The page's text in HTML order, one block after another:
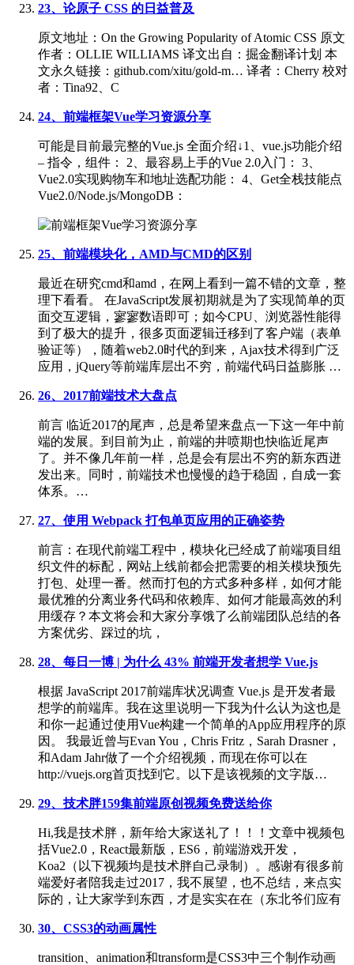
23、论原子 CSS 的日益普及
原文地址：On the Growing Popularity of Atomic CSS 原文
作者：OLLIE WILLIAMS 译文出自：掘金翻译计划 本
文永久链接：github.com/xitu/gold-m… 译者：Cherry 校对
者：Tina92、C
24、前端框架Vue学习资源分享
可能是目前最完整的Vue.js 全面介绍↓1、vue.js功能介绍
– 指令，组件： 2、最容易上手的Vue 2.0入门： 3、
Vue2.0实现购物车和地址选配功能： 4、Get全栈技能点
Vue2.0/Node.js/MongoDB： ​​​
25、前端模块化，AMD与CMD的区别
最近在研究cmd和amd，在网上看到一篇不错的文章，整
理下看看。 在JavaScript发展初期就是为了实现简单的页
面交互逻辑，寥寥数语即可；如今CPU、浏览器性能得
到了极大的提升，很多页面逻辑迁移到了客户端（表单
验证等），随着web2.0时代的到来，Ajax技术得到广泛
应用，jQuery等前端库层出不穷，前端代码日益膨胀 …
26、2017前端技术大盘点
前言 临近2017的尾声，总是希望来盘点一下这一年中前
端的发展。到目前为止，前端的井喷期也快临近尾声
了。并不像几年前一样，总是会有层出不穷的新东西迸
发出来。同时，前端技术也慢慢的趋于稳固，自成一套
体系。…
27、使用 Webpack 打包单页应用的正确姿势
前言：在现代前端工程中，模块化已经成了前端项目组
织文件的标配，网站上线前都会把需要的相关模块预先
打包、处理一番。然而打包的方式多种多样，如何才能
最优雅的分离业务代码和依赖库、如何才能最高效的利
用缓存？本文将会和大家分享饿了么前端团队总结的各
方案优劣、踩过的坑，
28、每日一博 | 为什么 43% 前端开发者想学 Vue.js
根据 JavaScript 2017前端库状况调查 Vue.js 是开发者最
想学的前端库。我在这里说明一下我为什么认为这也是
和你一起通过使用Vue构建一个简单的App应用程序的原
因。 我最近曾与Evan You，Chris Fritz，Sarah Drasner，
和Adam Jahr做了一个介绍视频，而现在你可以在
http://vuejs.org首页找到它。以下是该视频的文字版…
29、技术胖159集前端原创视频免费送给你
Hi,我是技术胖，新年给大家送礼了！！！文章中视频包
括Vue2.0，React最新版，ES6，前端游戏开发，
Koa2（以下视频均是技术胖自己录制）。感谢有很多前
端爱好者陪我走过2017，我不展望，也不总结，来点实
际的，让大家学到东西，才是实实在在（东北爷们应有
30、CSS3的动画属性
transition、animation和transform是CSS3中三个制作动画